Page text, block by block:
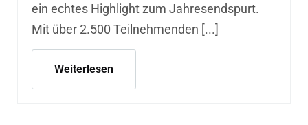
ein echtes Highlight zum Jahresendspurt.
Mit über 2.500 Teilnehmenden [...]
Weiterlesen